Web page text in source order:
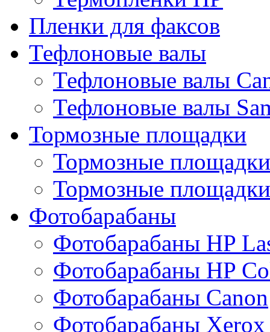
Пленки для факсов
Тефлоновые валы
Тефлоновые валы
Тефлоновые валы
Тормозные площадки
Тормозные
Тормозные
Фотобарабаны
Фотобарабаны HP
Фотобарабаны HP
Фотобарабаны Canon
Фотобарабаны Xerox